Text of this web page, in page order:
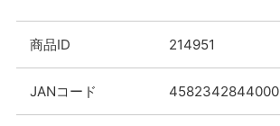
商品ID 214951
JANコード 4582342844000